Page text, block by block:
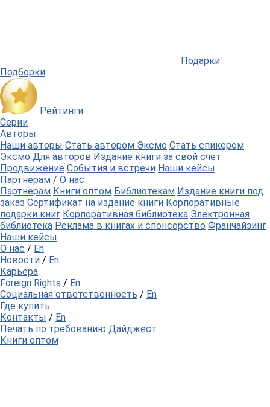
Подарки
Подборки
Рейтинги
Серии
Авторы
Наши авторы Стать автором Эксмо Стать спикером
Эксмо Для авторов Издание книги за свой счет
Продвижение События и встречи Наши кейсы
Партнерам / О нас
Партнерам Книги оптом Библиотекам Издание книги под
заказ Сертификат на издание книги Корпоративные
подарки книг Корпоративная библиотека Электронная
библиотека Реклама в книгах и спонсорство Франчайзинг
Наши кейсы
О нас / En
Новости / En
Карьера
Foreign Rights / En
Социальная ответственность / En
Где купить
Контакты / En
Печать по требованию Дайджест
Книги оптом